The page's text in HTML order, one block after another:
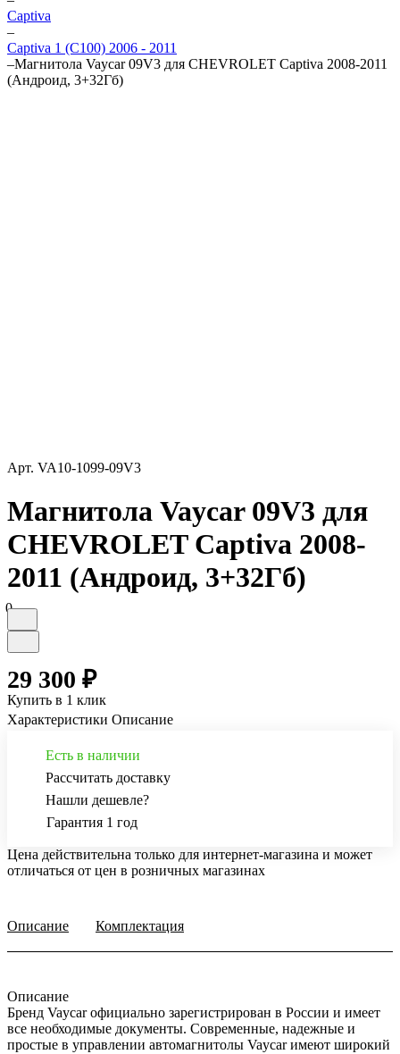
Captiva
–
Captiva 1 (C100) 2006 - 2011
–Магнитола Vaycar 09V3 для CHEVROLET Captiva 2008-2011
(Андроид, 3+32Гб)
Арт. VA10-1099-09V3
Магнитола Vaycar 09V3 для
CHEVROLET Captiva 2008-
2011 (Андроид, 3+32Гб)
0
29 300 ₽
Купить в 1 клик
Характеристики Описание
Есть в наличии
Рассчитать доставку
Нашли дешевле?
Гарантия 1 год
Цена действительна только для интернет-магазина и может
отличаться от цен в розничных магазинах
Описание Комплектация
Описание
Бренд Vaycar официально зарегистрирован в России и имеет
все необходимые документы. Современные, надежные и
простые в управлении автомагнитолы Vaycar имеют широкий